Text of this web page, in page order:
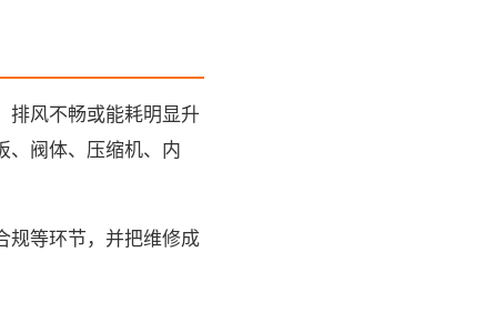
排风不畅或能耗明显升
、阀体、压缩机、内
规等环节，并把维修成